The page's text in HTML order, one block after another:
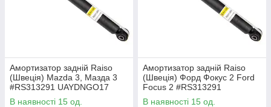
Амортизатор задній Raiso
(Швеція) Mazda 3, Мазда 3
#RS313291 UAYDNGO17
В наявності 15 од.
Амортизатор задній Raiso
(Швеція) Форд Фокус 2 Ford
Focus 2 #RS313291
UAYDHIL17
В наявності 15 од.